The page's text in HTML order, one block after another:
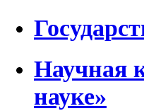
Научная
науке»